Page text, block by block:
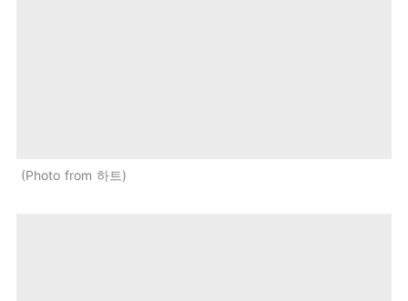
Photo from 하트